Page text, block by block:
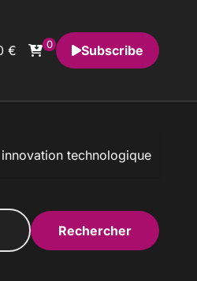
€ 0 Subscribe
innovation technologique